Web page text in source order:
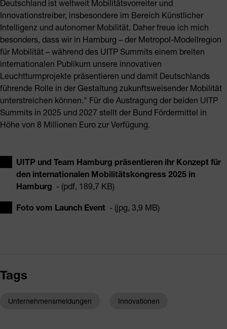
Deutschland ist weltweit Mobilitätsvorreiter und
Innovationstreiber, insbesondere im Bereich Künstlicher
Intelligenz und autonomer Mobilität. Daher freue ich mich
besonders, dass wir in Hamburg – der Metropol-Modellregion
für Mobilität – während des UITP Summits einem breiten
internationalen Publikum unsere innovativen
Leuchtturmprojekte präsentieren und damit Deutschlands
führende Rolle in der Gestaltung zukunftsweisender Mobilität
unterstreichen können." Für die Austragung der beiden UITP
Summits in 2025 und 2027 stellt der Bund Fördermittel in
Höhe von 8 Millionen Euro zur Verfügung.
UITP und Team Hamburg präsentieren ihr Konzept für
den internationalen Mobilitätskongress 2025 in
Hamburg - (pdf, 189,7 KB)
Foto vom Launch Event - (jpg, 3,9 MB)
Tags
Unternehmensmeldungen Innovationen